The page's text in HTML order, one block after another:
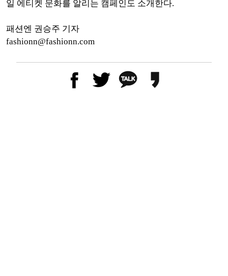
일 에티켓 문화를 알리는 캠페인도 소개한다.
패션엔 권승주 기자
fashionn@fashionn.com